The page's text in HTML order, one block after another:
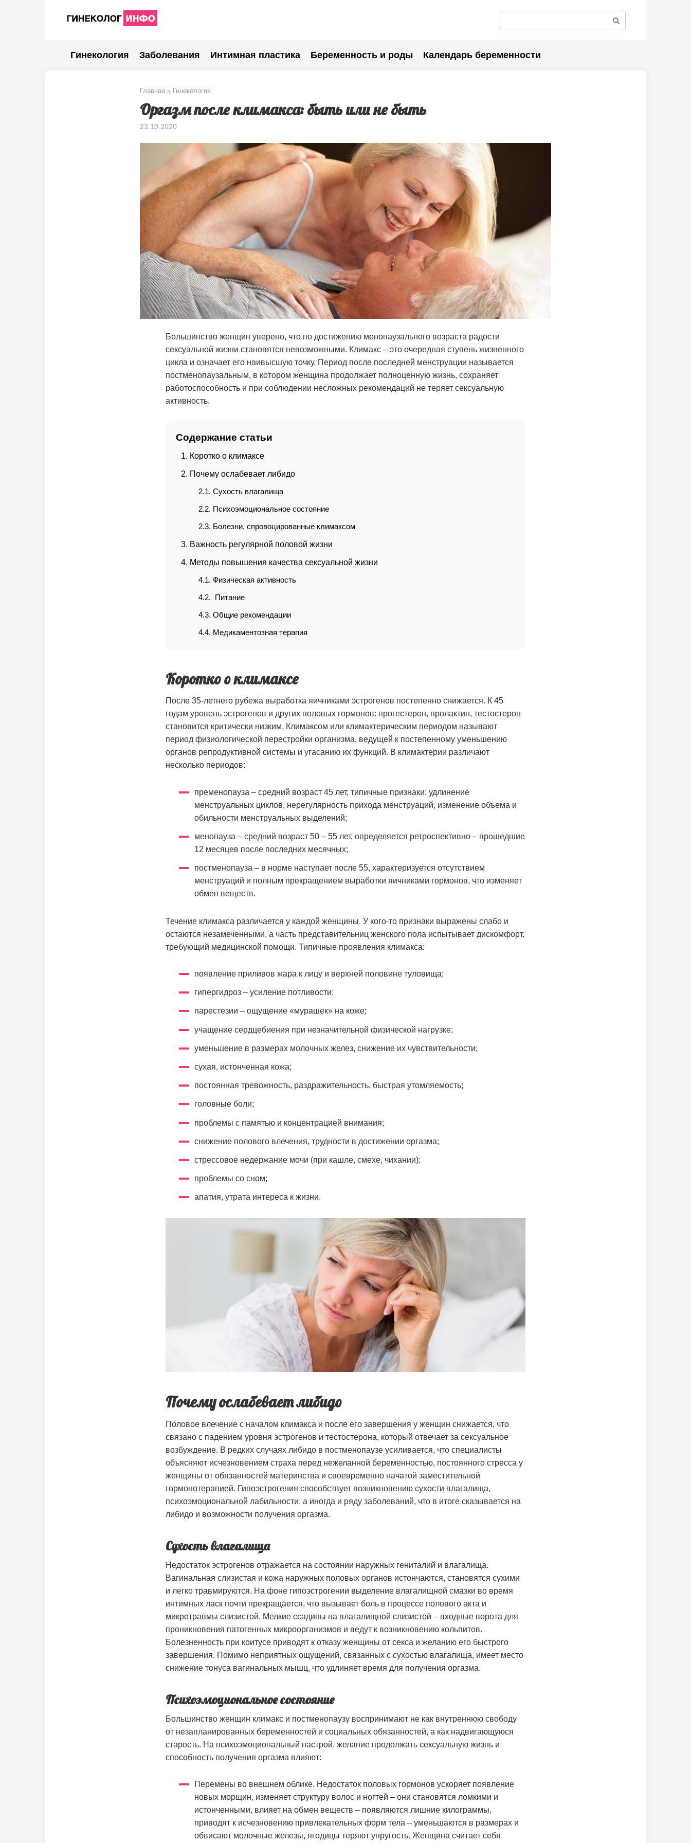
Гинекология Заболевания Интимная пластика Беременность и роды Календарь беременности
Главная » Гинекология
Оргазм после климакса: быть или не быть
23.10.2020
Большинство женщин уверено, что по достижению менопаузального возраста радости
сексуальной жизни становятся невозможными. Климакс – это очередная ступень жизненного
цикла и означает его наивысшую точку. Период после последней менструации называется
постменопаузальным, в котором женщина продолжает полноценную жизнь, сохраняет
работоспособность и при соблюдении несложных рекомендаций не теряет сексуальную
активность.
Содержание статьи
Коротко о климаксе
Почему ослабевает либидо
Сухость влагалища
Психоэмоциональное состояние
Болезни, спровоцированные климаксом
Важность регулярной половой жизни
Методы повышения качества сексуальной жизни
Физическая активность
Питание
Общие рекомендации
Медикаментозная терапия
Коротко о климаксе
После 35-летнего рубежа выработка яичниками эстрогенов постепенно снижается. К 45
годам уровень эстрогенов и других половых гормонов: прогестерон, пролактин, тестостерон
становится критически низким. Климаксом или климактерическим периодом называют
период физиологической перестройки организма, ведущей к постепенному уменьшению
органов репродуктивной системы и угасанию их функций. В климактерии различают
несколько периодов:
пременопауза – средний возраст 45 лет, типичные признаки: удлинение
менструальных циклов, нерегулярность прихода менструаций, изменение объема и
обильности менструальных выделений;
менопауза – средний возраст 50 – 55 лет, определяется ретроспективно – прошедшие
12 месяцев после последних месячных;
постменопауза – в норме наступает после 55, характеризуется отсутствием
менструаций и полным прекращением выработки яичниками гормонов, что изменяет
обмен веществ.
Течение климакса различается у каждой женщины. У кого-то признаки выражены слабо и
остаются незамеченными, а часть представительниц женского пола испытывает дискомфорт,
требующий медицинской помощи. Типичные проявления климакса:
появление приливов жара к лицу и верхней половине туловища;
гипергидроз – усиление потливости;
парестезии – ощущение «мурашек» на коже;
учащение сердцебиения при незначительной физической нагрузке;
уменьшение в размерах молочных желез, снижение их чувствительности;
сухая, истонченная кожа;
постоянная тревожность, раздражительность, быстрая утомляемость;
головные боли;
проблемы с памятью и концентрацией внимания;
снижение полового влечения, трудности в достижении оргазма;
стрессовое недержание мочи (при кашле, смехе, чихании);
проблемы со сном;
апатия, утрата интереса к жизни.
Почему ослабевает либидо
Половое влечение с началом климакса и после его завершения у женщин снижается, что
связано с падением уровня эстрогенов и тестостерона, который отвечает за сексуальное
возбуждение. В редких случаях либидо в постменопаузе усиливается, что специалисты
объясняют исчезновением страха перед нежеланной беременностью, постоянного стресса у
женщины от обязанностей материнства и своевременно начатой заместительной
гормонотерапией. Гипоэстрогения способствует возникновению сухости влагалища,
психоэмоциональной лабильности, а иногда и ряду заболеваний, что в итоге сказывается на
либидо и возможности получения оргазма.
Сухость влагалища
Недостаток эстрогенов отражается на состоянии наружных гениталий и влагалища.
Вагинальная слизистая и кожа наружных половых органов истончаются, становятся сухими
и легко травмируются. На фоне гипоэстрогении выделение влагалищной смазки во время
интимных ласк почти прекращается, что вызывает боль в процессе полового акта и
микротравмы слизистой. Мелкие ссадины на влагалищной слизистой – входные ворота для
проникновения патогенных микроорганизмов и ведут к возникновению кольпитов.
Болезненность при коитусе приводят к отказу женщины от секса и желанию его быстрого
завершения. Помимо неприятных ощущений, связанных с сухостью влагалища, имеет место
снижение тонуса вагинальных мышц, что удлиняет время для получения оргазма.
Психоэмоциональное состояние
Большинство женщин климакс и постменопаузу воспринимают не как внутреннюю свободу
от незапланированных беременностей и социальных обязанностей, а как надвигающуюся
старость. На психоэмоциональный настрой, желание продолжать сексуальную жизнь и
способность получения оргазма влияют:
Перемены во внешнем облике. Недостаток половых гормонов ускоряет появление
новых морщин, изменяет структуру волос и ногтей – они становятся ломкими и
истонченными, влияет на обмен веществ – появляются лишние килограммы,
приводят к исчезновению привлекательных форм тела – уменьшаются в размерах и
обвисают молочные железы, ягодицы теряют упругость. Женщина считает себя